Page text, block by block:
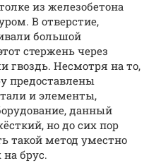
из железобетона
В отверстие,
большой
стержень через
гвоздь. Несмотря на то,
предоставлены
и элементы,
данный
но до сих пор
такой метод уместно
брус.